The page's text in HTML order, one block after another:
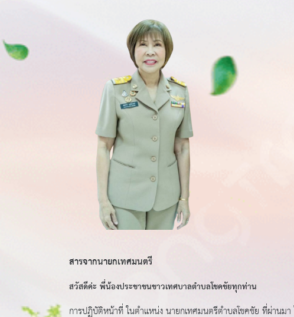
สารจากนายกเทศมนตรี
สวัสดีค่ะ พี่น้องประชาชนชาวเทศบาลตำบลโชคชัยทุกท่าน
การปฏิบัติหน้าที่ ในตำแหน่ง นายกเทศมนตรีตำบลโชคชัย ที่ผ่าน